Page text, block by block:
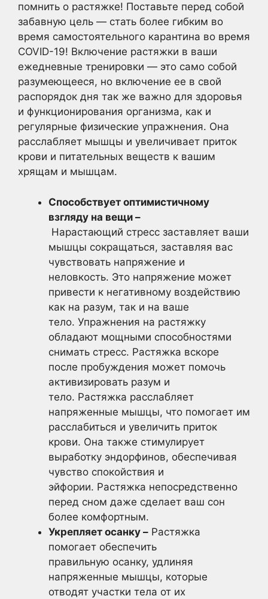
помнить о растяжке! Поставьте перед собой
забавную цель — стать более гибким во
время самостоятельного карантина во время
COVID-19! Включение растяжки в ваши
ежедневные тренировки — это само собой
разумеющееся, но включение ее в свой
распорядок дня так же важно для здоровья
и функционирования организма, как и
регулярные физические упражнения. Она
расслабляет мышцы и увеличивает приток
крови и питательных веществ к вашим
хрящам и мышцам.
Способствует оптимистичному
взгляду на вещи –
Нарастающий стресс заставляет ваши
мышцы сокращаться, заставляя вас
чувствовать напряжение и
неловкость. Это напряжение может
привести к негативному воздействию
как на разум, так и на ваше
тело. Упражнения на растяжку
обладают мощными способностями
снимать стресс. Растяжка вскоре
после пробуждения может помочь
активизировать разум и
тело. Растяжка расслабляет
напряженные мышцы, что помогает им
расслабиться и увеличить приток
крови. Она также стимулирует
выработку эндорфинов, обеспечивая
чувство спокойствия и
эйфории. Растяжка непосредственно
перед сном даже сделает ваш сон
более комфортным.
Укрепляет осанку – Растяжка
помогает обеспечить
правильную осанку, удлиняя
напряженные мышцы, которые
отводят участки тела от их